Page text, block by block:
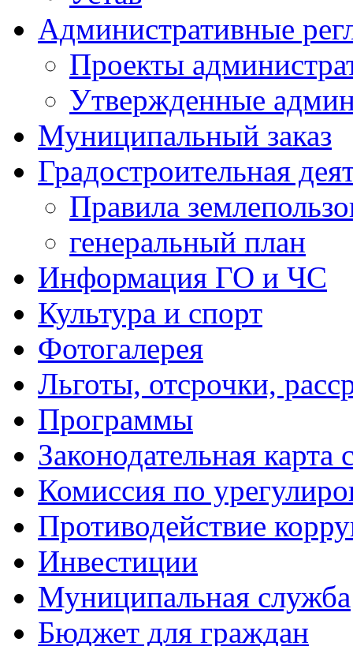
Административные
Проекты
Утвержденные
Муниципальный заказ
Градостроительная
Правила
генеральный план
Информация ГО и ЧС
Культура и спорт
Фотогалерея
Льготы, отсрочки,
Программы
Законодательная карта
Комиссия по
Противодействие
Инвестиции
Муниципальная служба
Бюджет для граждан